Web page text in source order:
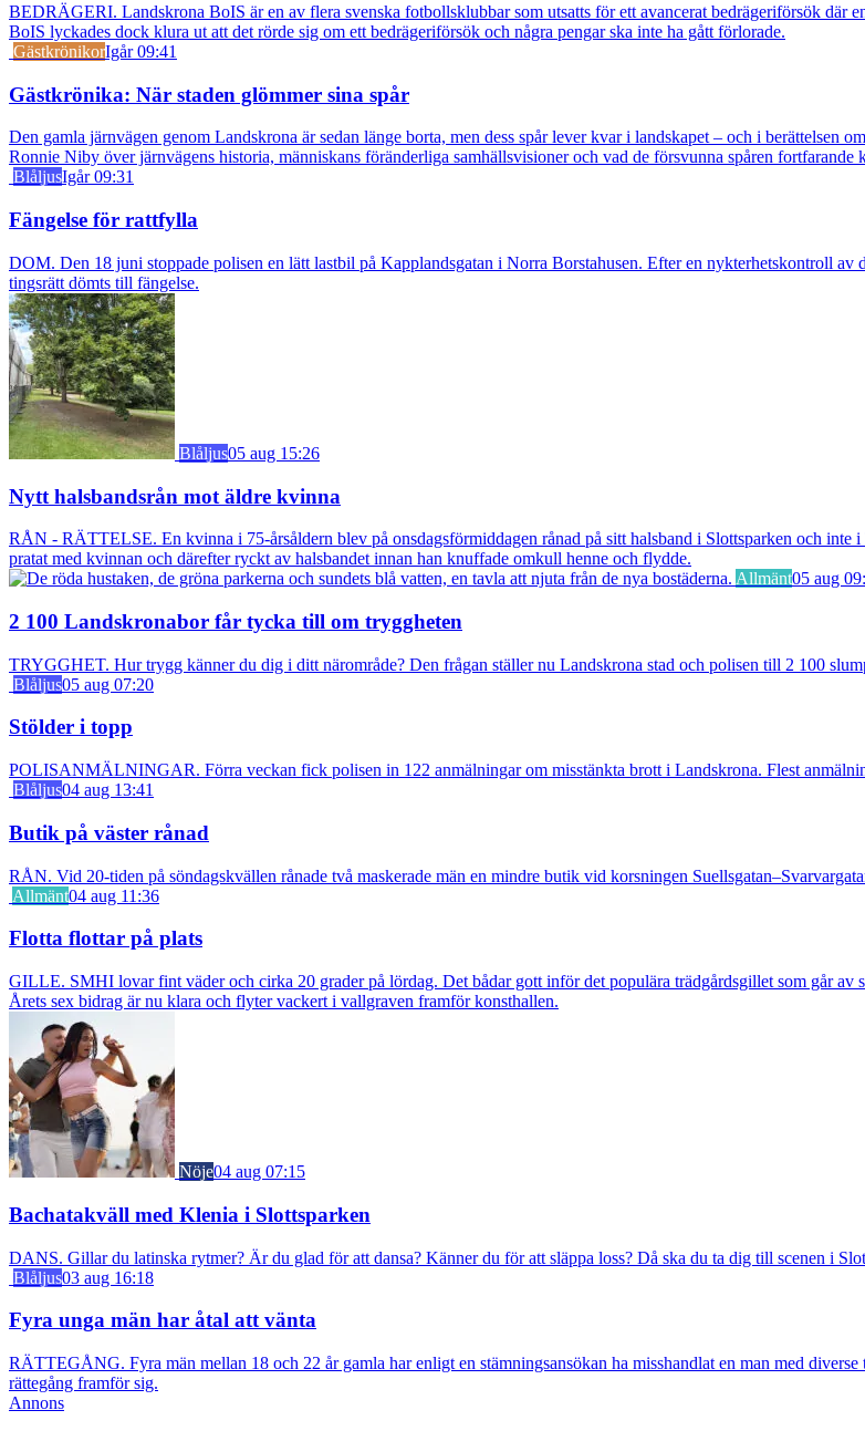
BEDRÄGERI. Landskrona BoIS är en av flera svenska fotbollsklubbar som utsatts för ett avancerat bedrägeriförsök där
BoIS lyckades dock klura ut att det rörde sig om ett bedrägeriförsök och några pengar ska inte ha gått förlorade.
GästkrönikorIgår 09:41
Gästkrönika: När staden glömmer sina spår
Den gamla järnvägen genom Landskrona är sedan länge borta, men dess spår lever kvar i landskapet – och i berättelsen
Ronnie Niby över järnvägens historia, människans föränderliga samhällsvisioner och vad de försvunna spåren fortfarande
BlåljusIgår 09:31
Fängelse för rattfylla
DOM. Den 18 juni stoppade polisen en lätt lastbil på Kapplandsgatan i Norra Borstahusen. Efter en nykterhetskontroll
tingsrätt dömts till fängelse.
Blåljus05 aug 15:26
Nytt halsbandsrån mot äldre kvinna
RÅN - RÄTTELSE. En kvinna i 75-årsåldern blev på onsdagsförmiddagen rånad på sitt halsband i Slottsparken och inte
pratat med kvinnan och därefter ryckt av halsbandet innan han knuffade omkull henne och flydde.
Allmänt05 aug
2 100 Landskronabor får tycka till om tryggheten
TRYGGHET. Hur trygg känner du dig i ditt närområde? Den frågan ställer nu Landskrona stad och polisen till 2 100
Blåljus05 aug 07:20
Stölder i topp
POLISANMÄLNINGAR. Förra veckan fick polisen in 122 anmälningar om misstänkta brott i Landskrona. Flest
Blåljus04 aug 13:41
Butik på väster rånad
RÅN. Vid 20-tiden på söndagskvällen rånade två maskerade män en mindre butik vid korsningen
Allmänt04 aug 11:36
Flotta flottar på plats
GILLE. SMHI lovar fint väder och cirka 20 grader på lördag. Det bådar gott inför det populära trädgårdsgillet som går av
Årets sex bidrag är nu klara och flyter vackert i vallgraven framför konsthallen.
Nöje04 aug 07:15
Bachatakväll med Klenia i Slottsparken
DANS. Gillar du latinska rytmer? Är du glad för att dansa? Känner du för att släppa loss? Då ska du ta dig till scenen i
Blåljus03 aug 16:18
Fyra unga män har åtal att vänta
RÄTTEGÅNG. Fyra män mellan 18 och 22 år gamla har enligt en stämningsansökan ha misshandlat en man med
rättegång framför sig.
Annons